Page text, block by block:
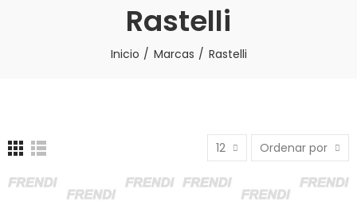
Rastelli
Inicio Marcas Rastelli
12 Ordenar por